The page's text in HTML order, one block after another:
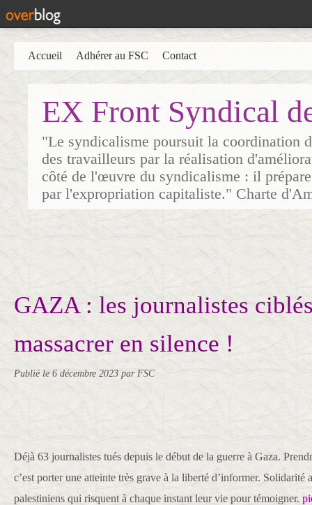
EX Front Syndical
"Le syndicalisme poursuit la coordination
des travailleurs par la réalisation
côté de l'œuvre du syndicalisme : il
par l'expropriation capitaliste." Charte
Accueil Adhérer au FSC Contact
GAZA : les journalistes
massacrer en silence !
Publié le 6 décembre 2023 par FSC
Déjà 63 journalistes tués depuis le début de la guerre à Gaza.
c’est porter une atteinte très grave à la liberté d’informer. Solidarité
palestiniens qui risquent à chaque instant leur vie pour témoigner.